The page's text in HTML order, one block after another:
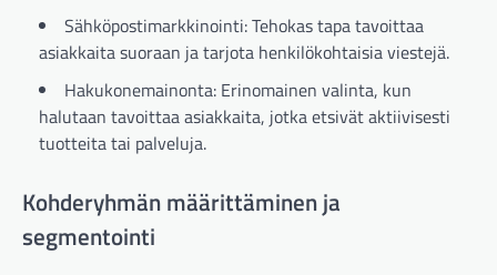
Sähköpostimarkkinointi: Tehokas tapa tavoittaa
asiakkaita suoraan ja tarjota henkilökohtaisia viestejä.
Hakukonemainonta: Erinomainen valinta, kun
halutaan tavoittaa asiakkaita, jotka etsivät aktiivisesti
tuotteita tai palveluja.
Kohderyhmän määrittäminen ja
segmentointi